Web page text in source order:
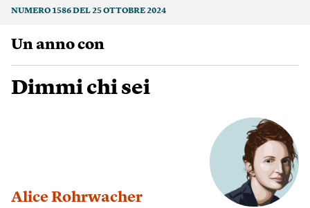
NUMERO 1586 DEL 25 OTTOBRE 2024
Un anno con
Dimmi chi sei
Alice Rohrwacher